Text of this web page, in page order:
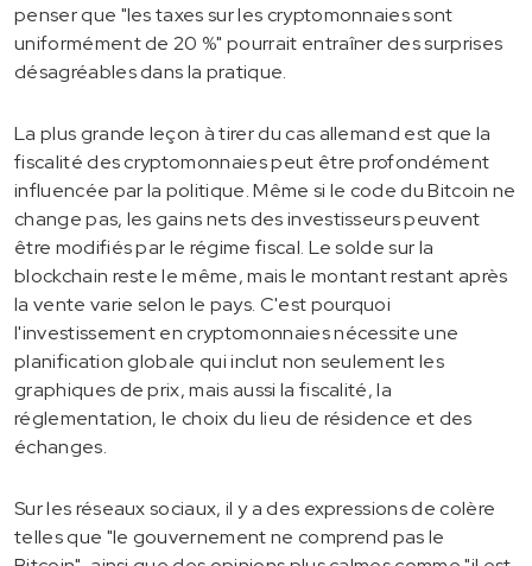
penser que "les taxes sur les cryptomonnaies sont
uniformément de 20 %" pourrait entraîner des surprises
désagréables dans la pratique.
La plus grande leçon à tirer du cas allemand est que la
fiscalité des cryptomonnaies peut être profondément
influencée par la politique. Même si le code du Bitcoin ne
change pas, les gains nets des investisseurs peuvent
être modifiés par le régime fiscal. Le solde sur la
blockchain reste le même, mais le montant restant après
la vente varie selon le pays. C'est pourquoi
l'investissement en cryptomonnaies nécessite une
planification globale qui inclut non seulement les
graphiques de prix, mais aussi la fiscalité, la
réglementation, le choix du lieu de résidence et des
échanges.
Sur les réseaux sociaux, il y a des expressions de colère
telles que "le gouvernement ne comprend pas le